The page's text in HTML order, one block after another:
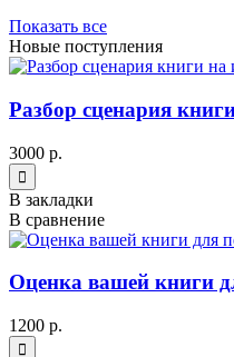
Показать все
Новые поступления
Разбор сценария
3000 р.
В закладки
В сравнение
Оценка вашей книги
1200 р.